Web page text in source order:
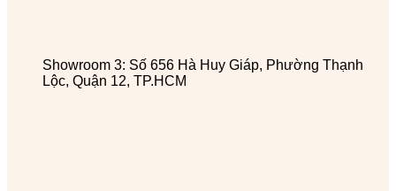
Showroom 3: Số 656 Hà Huy Giáp, Phường Thạnh
Lộc, Quận 12, TP.HCM